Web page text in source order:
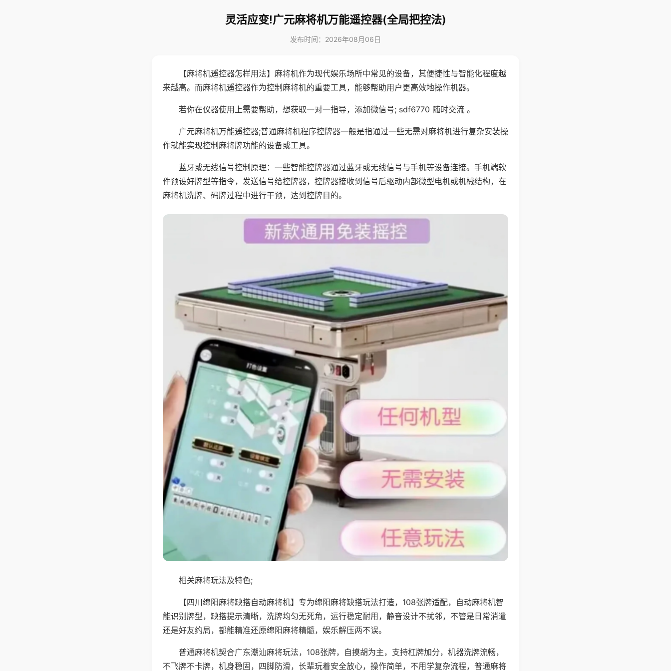
灵活应变!广元麻将机万能遥控器(全局把控法)
发布时间：2026年08月06日
【麻将机遥控器怎样用法】麻将机作为现代娱乐场所中常见的设备，其便捷性与智能化程度越
来越高。而麻将机遥控器作为控制麻将机的重要工具，能够帮助用户更高效地操作机器。
若你在仪器使用上需要帮助，想获取一对一指导，添加微信号; sdf6770 随时交流 。
广元麻将机万能遥控器;普通麻将机程序控牌器一般是指通过一些无需对麻将机进行复杂安装操
作就能实现控制麻将牌功能的设备或工具。
蓝牙或无线信号控制原理：一些智能控牌器通过蓝牙或无线信号与手机等设备连接。手机端软
件预设好牌型等指令，发送信号给控牌器，控牌器接收到信号后驱动内部微型电机或机械结构，在
麻将机洗牌、码牌过程中进行干预，达到控牌目的。
相关麻将玩法及特色;
【四川绵阳麻将缺搭自动麻将机】专为绵阳麻将缺搭玩法打造，108张牌适配，自动麻将机智
能识别牌型，缺搭提示清晰，洗牌均匀无死角，运行稳定耐用，静音设计不扰邻，不管是日常消遣
还是好友约局，都能精准还原绵阳麻将精髓，娱乐解压两不误。
普通麻将机契合广东潮汕麻将玩法，108张牌，自摸胡为主，支持杠牌加分，机器洗牌流畅，
不飞牌不卡牌，机身稳固，四脚防滑，长辈玩着安全放心，操作简单，不用学复杂流程，普通麻将